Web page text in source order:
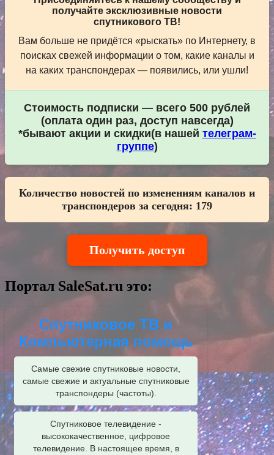
получайте эксклюзивные новости
спутникового ТВ!
Вам больше не придётся «рыскать» по Интернету, в
поисках свежей информации о том, какие каналы и
на каких транспондерах — появились, или ушли!
Стоимость подписки — всего 500 рублей
(оплата один раз, доступ навсегда)
*бывают акции и скидки(в нашей телеграм-
группе)
Количество новостей по изменениям каналов и
транспондеров за сегодня: 179
Получить доступ
Портал SaleSat.ru это:
Спутниковое ТВ и
Компьютерная помощь
Самые свежие спутниковые новости,
самые свежие и актуальные спутниковые
транспондеры (частоты).
Спутниковое телевидение -
высококачественное, цифровое
телевидение. В настоящее время, в